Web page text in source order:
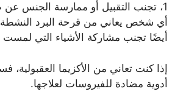
1، تجنب التقبيل أو ممارسة الجنس
أي شخص يعاني من قرحة البرد
أيضًا تجنب مشاركة الأشياء التي لمست
إذا كنت تعاني من الأكزيما
أدوية مضادة للفيروسات لعلاجها.